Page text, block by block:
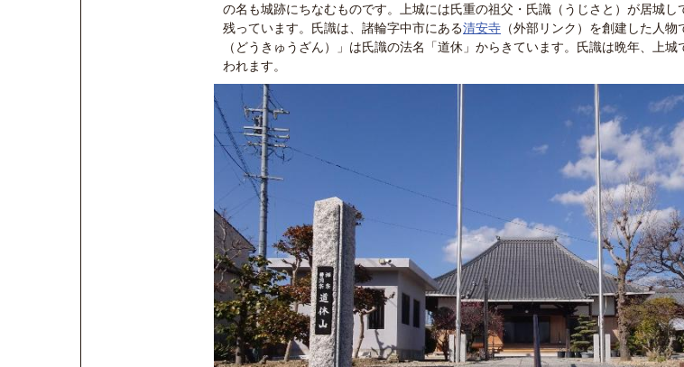
の名も城跡にちなむものです。上城には氏重の祖父・氏識（うじさと）が居城し
残っています。氏識は、諸輪字中市にある清安寺 （外部リンク） を創建した人物
（どうきゅうざん）」は氏識の法名「道休」からきています。氏識は晩年、上
われます。